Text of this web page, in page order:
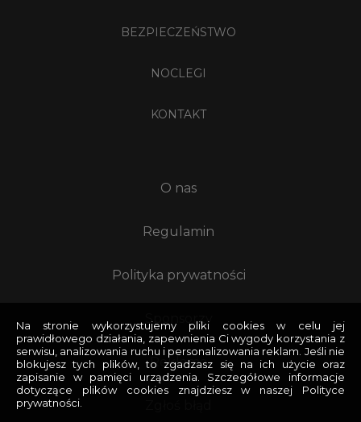
BEZPIECZEŃSTWO
NOCLEGI
KONTAKT
O nas
Regulamin
Polityka prywatności
Sponsorzy
Reklama
Na stronie wykorzystujemy pliki cookies w celu jej
prawidłowego działania, zapewnienia Ci wygody korzystania z
serwisu, analizowania ruchu i personalizowania reklam. Jeśli nie
blokujesz tych plików, to zgadzasz się na ich użycie oraz
zapisanie w pamięci urządzenia. Szczegółowe informacje
dotyczące plików cookies znajdziesz w naszej Polityce
prywatności.